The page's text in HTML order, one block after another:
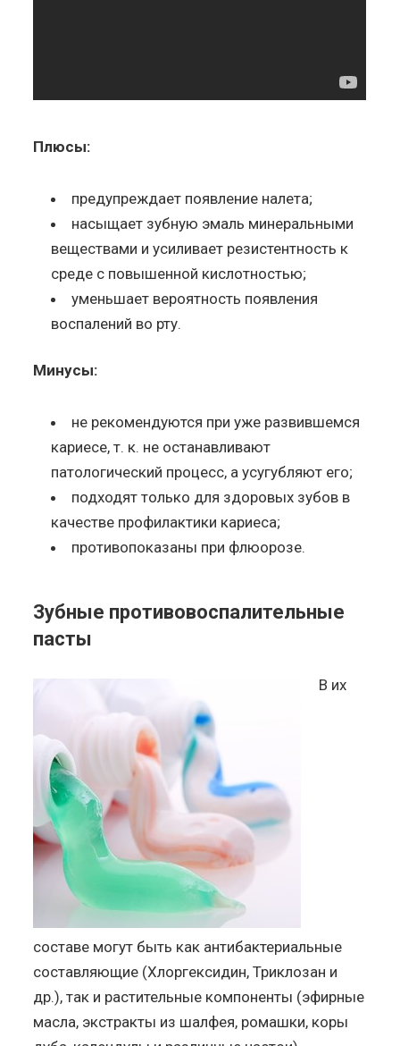
Плюсы:
предупреждает появление налета;
насыщает зубную эмаль минеральными
веществами и усиливает резистентность к
среде с повышенной кислотностью;
уменьшает вероятность появления
воспалений во рту.
Минусы:
не рекомендуются при уже развившемся
кариесе, т. к. не останавливают
патологический процесс, а усугубляют его;
подходят только для здоровых зубов в
качестве профилактики кариеса;
противопоказаны при флюорозе.
Зубные противовоспалительные
пасты
В их
составе могут быть как антибактериальные
составляющие (Хлоргексидин, Триклозан и
др.), так и растительные компоненты (эфирные
масла, экстракты из шалфея, ромашки, коры